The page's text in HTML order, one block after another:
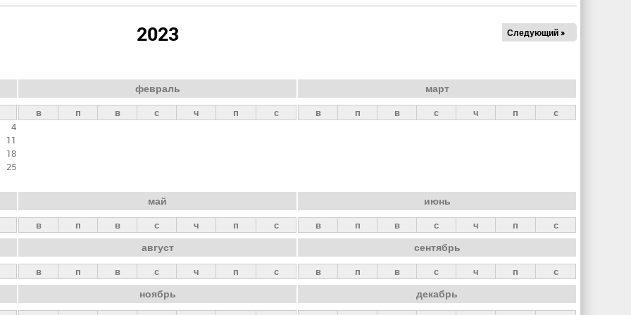
2023 Следующий »
4
11
18
25
февраль
в п в с ч п с
март
в п в с ч п с
май
в п в с ч п с
июнь
в п в с ч п с
август
в п в с ч п с
сентябрь
в п в с ч п с
ноябрь декабрь